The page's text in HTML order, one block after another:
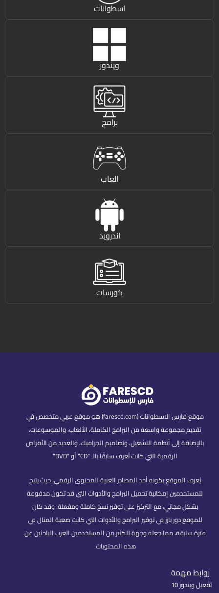
اسطوانات
ويندوز
برامج
العاب
اندرويد
كورسات
موقع فارس الاسطوانات (farescd.com) هو موقع عربي متخصص في
تقديم مجموعة واسعة من البرامج الكاملة، الألعاب، والموسوعات،
بالإضافة إلى أنظمة التشغيل، وتصاميم الجرافيك، والعديد من الأقراص
الرقمية التي كانت تُعرف سابقًا بالـ “CD” أو “DVD”.
يُعرف الموقع بكونه أحد المصادر الغنية للمحتوى الرقمي، حيث يتيح
للمستخدمين إمكانية تحميل البرامج والأدوات التي قد تكون مدفوعة
بشكل مجاني، مع التركيز على توفير نسخ كاملة ومفعلة. وقد كان
للموقع دور بارز في توفير البرامج والأدوات التي كانت صعبة المنال في
فترة سابقة، مما جعله وجهة للكثير من المستخدمين العرب الباحثين عن
هذه المحتويات.
روابط مهمة
تفعيل ويندوز 10